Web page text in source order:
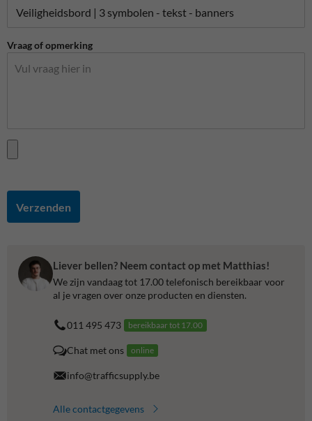
Vraag of opmerking
Verzenden
Liever bellen? Neem contact op met Matthias!
We zijn vandaag tot 17.00 telefonisch bereikbaar voor
al je vragen over onze producten en diensten.
011 495 473 bereikbaar tot 17.00
Chat met ons online
info@trafficsupply.be
Alle contactgegevens